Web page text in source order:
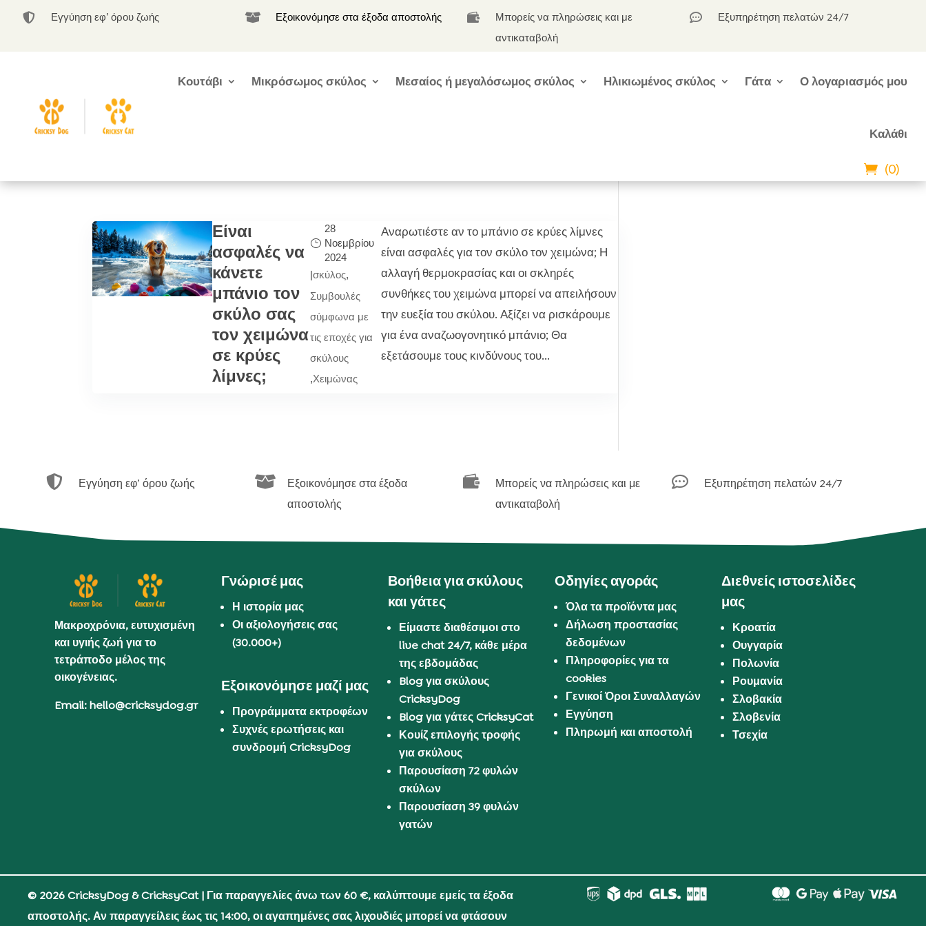
 Εγγύηση εφ’ όρου ζωής  Εξοικονόμησε στα έξοδα αποστολής 
Μπορείς να πληρώσεις και με
αντικαταβολή
 Εξυπηρέτηση πελατών 24/7
Κουτάβι Μικρόσωμος σκύλος Μεσαίος ή μεγαλόσωμος σκύλος Ηλικιωμένος σκύλος Γάτα Ο λογαριασμός μου
Καλάθι
(0)
Είναι
ασφαλές να
κάνετε
μπάνιο τον
σκύλο σας
τον χειμώνα
σε κρύες
λίμνες;
28
Νοεμβρίου
2024
|σκύλος,
Συμβουλές
σύμφωνα με
τις εποχές για
σκύλους
,Χειμώνας
Αναρωτιέστε αν το μπάνιο σε κρύες λίμνες
είναι ασφαλές για τον σκύλο τον χειμώνα; Η
αλλαγή θερμοκρασίας και οι σκληρές
συνθήκες του χειμώνα μπορεί να απειλήσουν
την ευεξία του σκύλου. Αξίζει να ρισκάρουμε
για ένα αναζωογονητικό μπάνιο; Θα
εξετάσουμε τους κινδύνους του...
 Εγγύηση εφ’ όρου ζωής 
Εξοικονόμησε στα έξοδα
αποστολής

Μπορείς να πληρώσεις και με
αντικαταβολή
 Εξυπηρέτηση πελατών 24/7
Μακροχρόνια, ευτυχισμένη
και υγιής ζωή για το
τετράποδο μέλος της
οικογένειας.
Email: hello@cricksydog.gr
Γνώρισέ μας
Η ιστορία μας
Οι αξιολογήσεις σας
(30.000+)
Εξοικονόμησε μαζί μας
Προγράμματα εκτροφέων
Συχνές ερωτήσεις και
συνδρομή CricksyDog
Βοήθεια για σκύλους
και γάτες
Είμαστε διαθέσιμοι στο
live chat 24/7, κάθε μέρα
της εβδομάδας
Blog για σκύλους
CricksyDog
Blog για γάτες CricksyCat
Κουίζ επιλογής τροφής
για σκύλους
Παρουσίαση 72 φυλών
σκύλων
Παρουσίαση 39 φυλών
γατών
Οδηγίες αγοράς
Όλα τα προϊόντα μας
Δήλωση προστασίας
δεδομένων
Πληροφορίες για τα
cookies
Γενικοί Όροι Συναλλαγών
Εγγύηση
Πληρωμή και αποστολή
Διεθνείς ιστοσελίδες
μας
Κροατία
Ουγγαρία
Πολωνία
Ρουμανία
Σλοβακία
Σλοβενία
Τσεχία
© 2026 CricksyDog & CricksyCat| Για παραγγελίες άνω των 60 €, καλύπτουμε εμείς τα έξοδα
αποστολής. Αν παραγγείλεις έως τις 14:00, οι αγαπημένες σας λιχουδιές μπορεί να φτάσουν